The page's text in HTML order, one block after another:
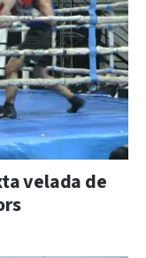
velada de